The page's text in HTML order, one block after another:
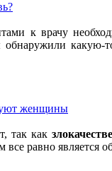
к врачу
какую-
женщины
так как
равно является